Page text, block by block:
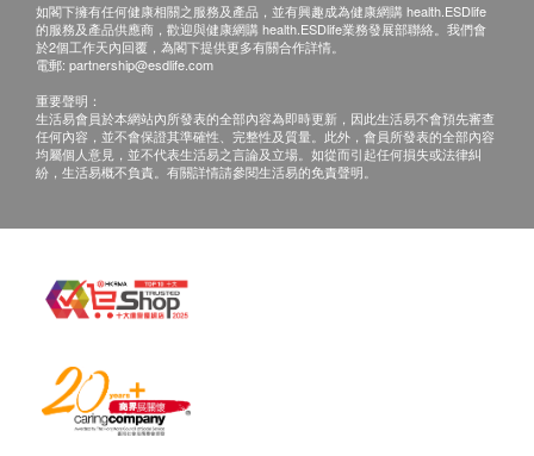
成份
虱目魚，鯊魚軟骨
保存
請於收到貨品後存放於陰涼乾燥地方即可，並避免
陽光曝曬以保持最佳品質。
如閣下擁有任何健康相關之服務及產品，並有興趣成為健康網購 health.ESDlife
的服務及產品供應商，歡迎與健康網購 health.ESDlife業務發展部聯絡。我們會
於2個工作天內回覆，為閣下提供更多有關合作詳情。
電郵: partnership@esdlife.com
重要聲明：
生活易會員於本網站內所發表的全部內容為即時更新，因此生活易不會預先審查
任何內容，並不會保證其準確性、完整性及質量。此外，會員所發表的全部內容
均屬個人意見，並不代表生活易之言論及立場。如從而引起任何損失或法律糾
紛，生活易概不負責。有關詳情請參閱生活易的免責聲明。